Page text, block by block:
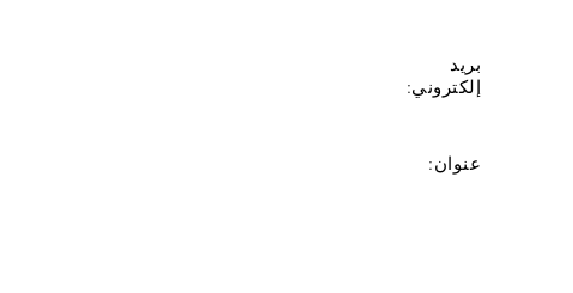
بريد
إلكتروني:
عنوان: